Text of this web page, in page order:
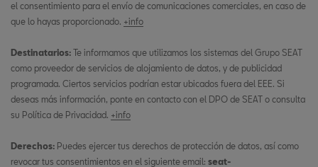
el consentimiento para el envío de comunicaciones comerciales, en caso de
que lo hayas proporcionado. +info
Destinatarios: Te informamos que utilizamos los sistemas del Grupo SEAT
como proveedor de servicios de alojamiento de datos, y de publicidad
programada. Ciertos servicios podrían estar ubicados fuera del EEE. Si
deseas más información, ponte en contacto con el DPO de SEAT o consulta
su Política de Privacidad. +info
Derechos: Puedes ejercer tus derechos de protección de datos, así como
revocar tus consentimientos en el siguiente email: seat-